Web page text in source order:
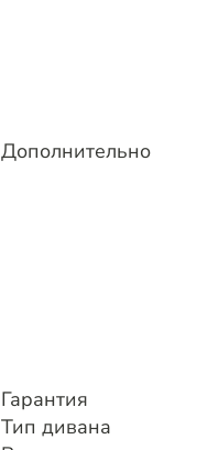
Дополнительно
Гарантия
Тип дивана